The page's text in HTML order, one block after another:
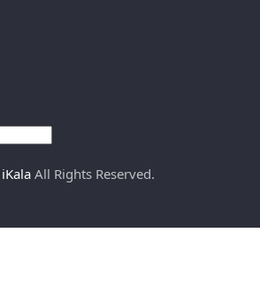
iKala All Rights Reserved.